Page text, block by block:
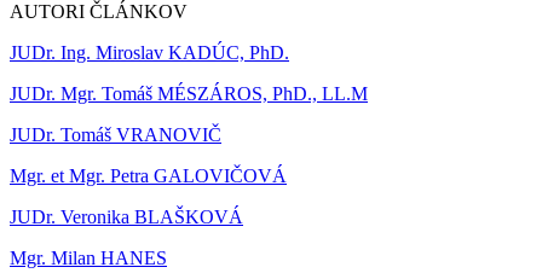
AUTORI ČLÁNKOV
JUDr. Ing. Miroslav KADÚC, PhD.
JUDr. Mgr. Tomáš MÉSZÁROS, PhD., LL.M
JUDr. Tomáš VRANOVIČ
Mgr. et Mgr. Petra GALOVIČOVÁ
JUDr. Veronika BLAŠKOVÁ
Mgr. Milan HANES